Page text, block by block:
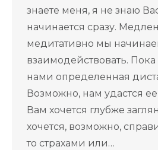
знаете меня, я не знаю
начинается сразу.
медитативно мы
взаимодействовать.
нами определенная
Возможно, нам удастся
Вам хочется глубже
хочется, возможно,
то страхами или…